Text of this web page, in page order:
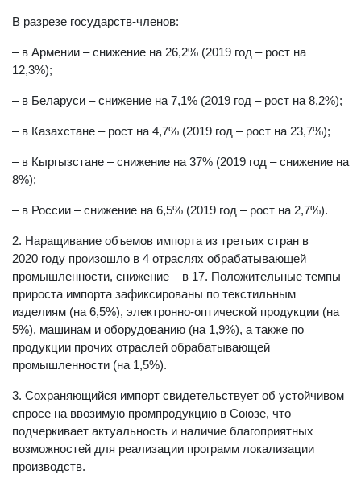
В разрезе государств-членов:
– в Армении – снижение на 26,2% (2019 год – рост на
12,3%);
– в Беларуси – снижение на 7,1% (2019 год – рост на 8,2%);
– в Казахстане – рост на 4,7% (2019 год – рост на 23,7%);
– в Кыргызстане – снижение на 37% (2019 год – снижение на
8%);
– в России – снижение на 6,5% (2019 год – рост на 2,7%).
2. Наращивание объемов импорта из третьих стран в
2020 году произошло в 4 отраслях обрабатывающей
промышленности, снижение – в 17. Положительные темпы
прироста импорта зафиксированы по текстильным
изделиям (на 6,5%), электронно-оптической продукции (на
5%), машинам и оборудованию (на 1,9%), а также по
продукции прочих отраслей обрабатывающей
промышленности (на 1,5%).
3. Сохраняющийся импорт свидетельствует об устойчивом
спросе на ввозимую промпродукцию в Союзе, что
подчеркивает актуальность и наличие благоприятных
возможностей для реализации программ локализации
производств.